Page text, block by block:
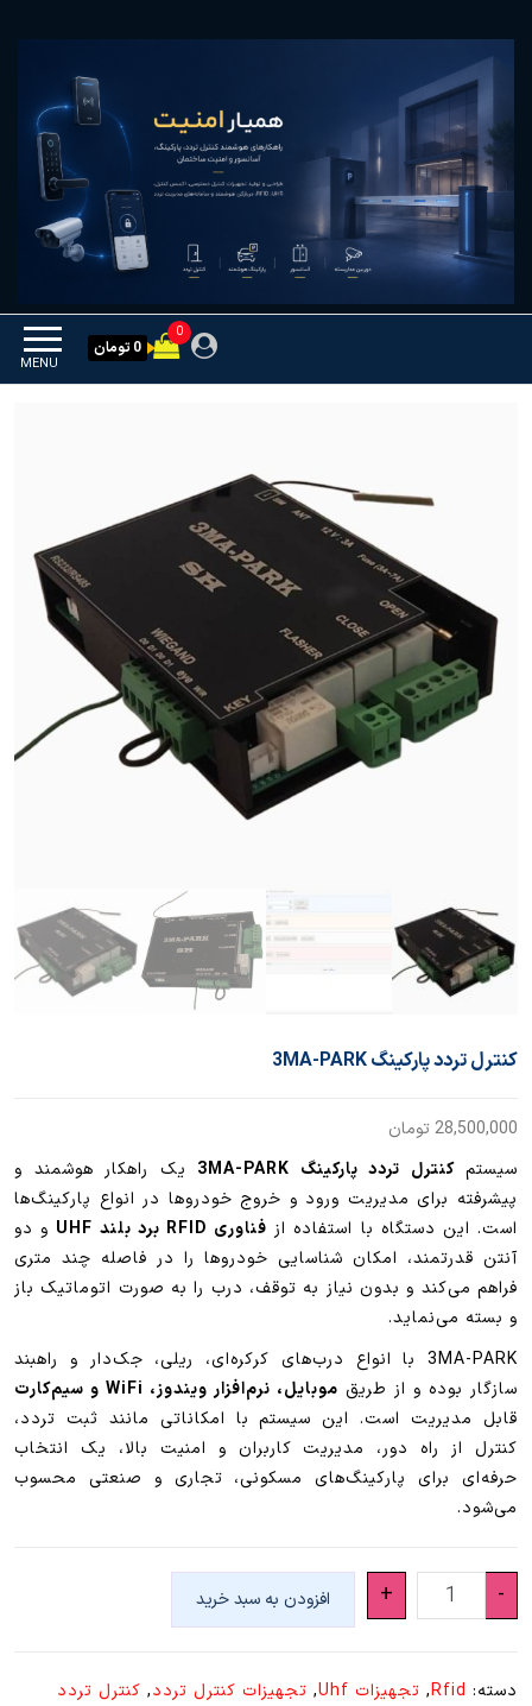
همیار امنیت
MENU
0
0 تومان
کنترل تردد پارکینگ 3MA-PARK
28,500,000تومان
سیستمکنترل تردد پارکینگ 3MA-PARK
یک راهکار هوشمند و
پیشرفته برای مدیریت ورود و خروج خودروها در انواع پارکینگ‌ها
است. این دستگاه با استفاده از فناوری RFID برد بلند UHF
و دو
آنتن قدرتمند، امکان شناسایی خودروها را در فاصله چند متری
فراهم می‌کند و بدون نیاز به توقف، درب را به صورت اتوماتیک باز
و بسته می‌نماید.
3MA-PARK با انواع درب‌های کرکره‌ای، ریلی، جک‌دار و راهبند
سازگار بوده و از طریق موبایل، نرم‌افزار ویندوز، WiFi و سیم‌کارت
قابل مدیریت است. این سیستم با امکاناتی مانند ثبت تردد،
کنترل از راه دور، مدیریت کاربران و امنیت بالا، یک انتخاب
حرفه‌ای برای پارکینگ‌های مسکونی، تجاری و صنعتی محسوب
می‌شود.
-
کنترل
تردد
+ افزودن به سبد خرید
دسته: Rfid
, تجهیزات Uhf , تجهیزات کنترل تردد, کنترل تردد